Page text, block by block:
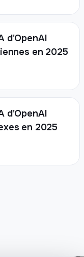
d'OpenAI
en 2025
d'OpenAI
en 2025